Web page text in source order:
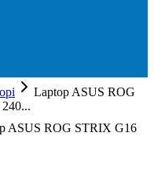
Laptop ASUS ROG
ASUS ROG STRIX G16